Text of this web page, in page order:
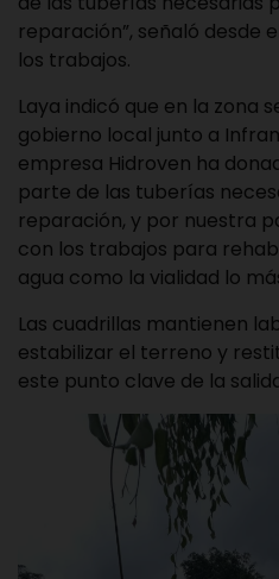
reparación”, señaló desde
los trabajos.
Laya indicó que en la zona
gobierno local junto a
empresa Hidroven ha
parte de las tuberías
reparación, y por nuestra
con los trabajos para
agua como la vialidad lo
Las cuadrillas mantienen
estabilizar el terreno y
este punto clave de la